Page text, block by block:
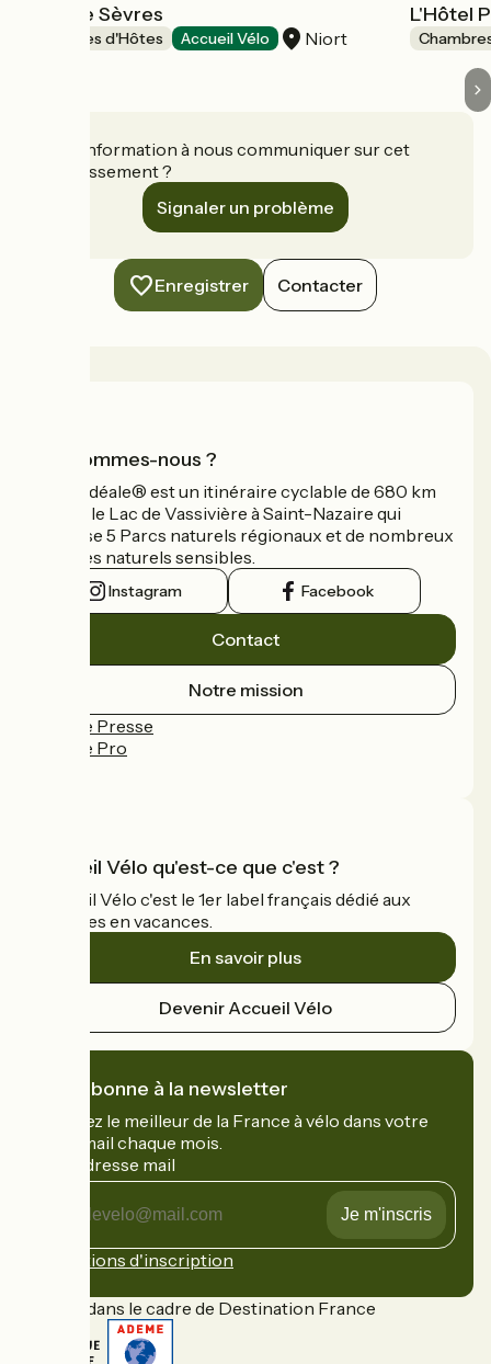
Logis de Sèvres
Chambres d'Hôtes Accueil Vélo Niort
L'Hôtel
Une information à nous communiquer sur cet
établissement ?
Signaler un problème
Enregistrer Contacter
Qui sommes-nous ?
La Vélidéale® est un itinéraire cyclable de 680 km
reliant le Lac de Vassivière à Saint-Nazaire qui
traverse 5 Parcs naturels régionaux et de nombreux
espaces naturels sensibles.
Instagram Facebook
Contact
Notre mission
Espace Presse
Espace Pro
Accueil Vélo qu'est-ce que c'est ?
Accueil Vélo c'est le 1er label français dédié aux
cyclistes en vacances.
En savoir plus
Devenir Accueil Vélo
Je m'abonne à la newsletter
Recevez le meilleur de la France à vélo dans votre
boîte mail chaque mois.
Mon adresse mail
adresse
Conditions d'inscription
Financé dans le cadre de Destination France